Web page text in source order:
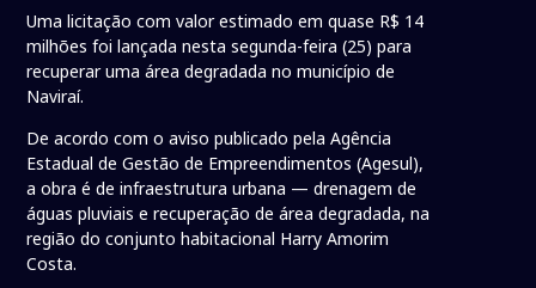
Uma licitação com valor estimado em quase R$ 14
milhões foi lançada nesta segunda-feira (25) para
recuperar uma área degradada no município de
Naviraí.
De acordo com o aviso publicado pela Agência
Estadual de Gestão de Empreendimentos (Agesul),
a obra é de infraestrutura urbana — drenagem de
águas pluviais e recuperação de área degradada, na
região do conjunto habitacional Harry Amorim
Costa.